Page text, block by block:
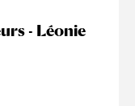
- Léonie